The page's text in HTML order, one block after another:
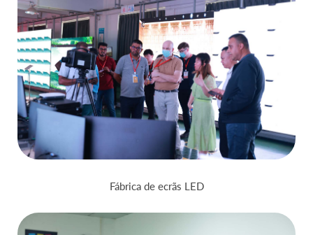
Fábrica de ecrãs LED